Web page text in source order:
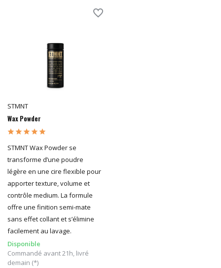
STMNT
Wax Powder
STMNT Wax Powder se
transforme d’une poudre
légère en une cire flexible pour
apporter texture, volume et
contrôle medium. La formule
offre une finition semi-mate
sans effet collant et s’élimine
facilement au lavage.
Disponible
Commandé avant 21h, livré
demain (*)